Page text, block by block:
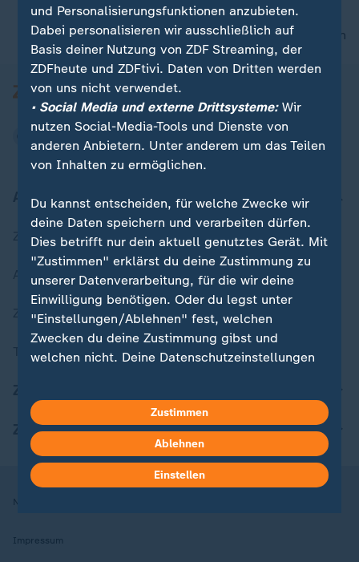
nach oben
Aktuell bei ZDFheute
Zuletzt veröffentlicht
Aktuelle Sendungs-Videos
ZDFheute Stories
Themen im Überblick
ZDFheute Apps
Nutzungsbedingungen
Impressum
und Personalisierungsfunktionen anzubieten.
Dabei personalisieren wir ausschließlich auf
Basis deiner Nutzung von ZDF Streaming, der
ZDFheute und ZDFtivi. Daten von Dritten werden
von uns nicht verwendet.
• Social Media und externe Drittsysteme:Wir
nutzen Social-Media-Tools und Dienste von
anderen Anbietern. Unter anderem um das Teilen
von Inhalten zu ermöglichen.
Du kannst entscheiden, für welche Zwecke wir
deine Daten speichern und verarbeiten dürfen.
Dies betrifft nur dein aktuell genutztes Gerät. Mit
"Zustimmen" erklärst du deine Zustimmung zu
unserer Datenverarbeitung, für die wir deine
Einwilligung benötigen. Oder du legst unter
"Einstellungen/Ablehnen" fest, welchen
Zwecken du deine Zustimmung gibst und
welchen nicht. Deine Datenschutzeinstellungen
Hier findest du das Impressum.
Weitere Informationen findest du in unserer
Datenschutzerklärung.
Zustimmen
Ablehnen
Einstellen